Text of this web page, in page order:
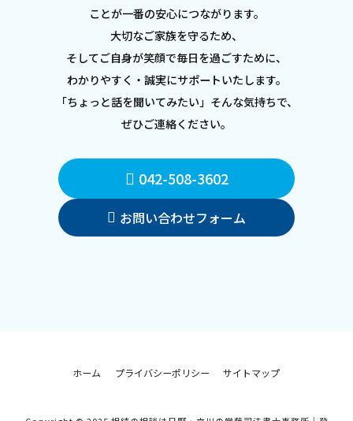
ことが一番の安心につながります。
大切なご家族を守るため、
そしてご自身が笑顔で毎日を過ごすために、
わかりやすく・誠実にサポートいたします。
「ちょっと話を聞いてみたい」そんな気持ちで、
ぜひご連絡ください。
042-508-3602
お問い合わせフォーム
ホーム プライバシーポリシー サイトマップ